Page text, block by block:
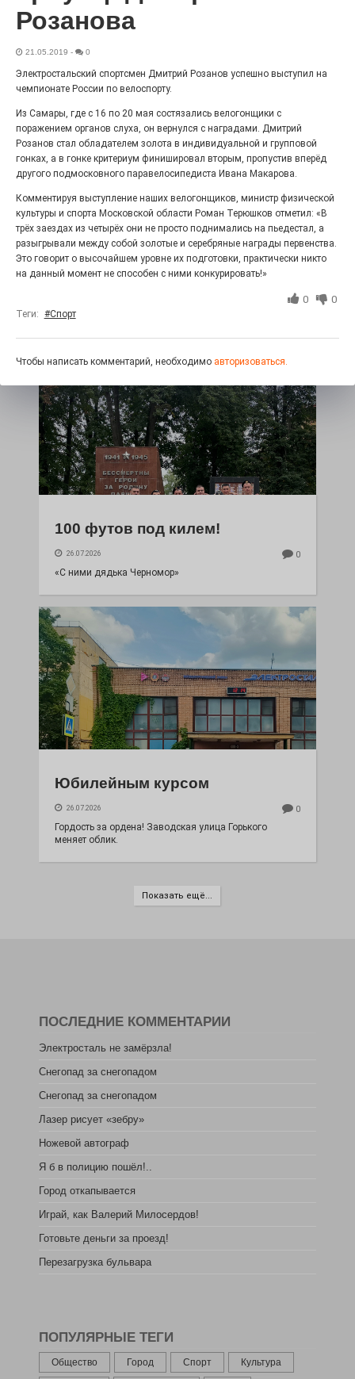
Выставка «Палитра героизма» — новый масштабный
проект, на который электростальцев приглашает к
«Районы-кварталы»
путешествуют по городу
Радость в квадрате! На этой неделе электростальцев
дважды порадует проект «Районы-кварталы».
100 футов под килем!
26.07.2026 0
«С ними дядька Черномор»
Юбилейным курсом
26.07.2026 0
Гордость за ордена! Заводская улица Горького
меняет облик.
Показать ещё...
Розанова
21.05.2019 - 0
Электростальский спортсмен Дмитрий Розанов успешно выступил на
чемпионате России по велоспорту.
Из Самары, где с 16 по 20 мая состязались велогонщики с
поражением органов слуха, он вернулся с наградами. Дмитрий
Розанов стал обладателем золота в индивидуальной и групповой
гонках, а в гонке критериум финишировал вторым, пропустив вперёд
другого подмосковного паравелосипедиста Ивана Макарова.
Комментируя выступление наших велогонщиков, министр физической
культуры и спорта Московской области Роман Терюшков отметил: «В
трёх заездах из четырёх они не просто поднимались на пьедестал, а
разыгрывали между собой золотые и серебряные награды первенства.
Это говорит о высочайшем уровне их подготовки, практически никто
на данный момент не способен с ними конкурировать!»
0 0
Теги: #Спорт
Чтобы написать комментарий, необходимо авторизоваться.
ПОСЛЕДНИЕ КОММЕНТАРИИ
Электросталь не замёрзла!
Снегопад за снегопадом
Снегопад за снегопадом
Лазер рисует «зебру»
Ножевой автограф
Я б в полицию пошёл!..
Город откапывается
Играй, как Валерий Милосердов!
Готовьте деньги за проезд!
Перезагрузка бульвара
ПОПУЛЯРНЫЕ ТЕГИ
Общество Город Спорт Культура